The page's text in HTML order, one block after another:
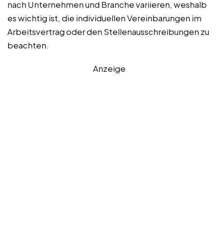
nach Unternehmen und Branche variieren, weshalb
es wichtig ist, die individuellen Vereinbarungen im
Arbeitsvertrag oder den Stellenausschreibungen zu
beachten.
Anzeige